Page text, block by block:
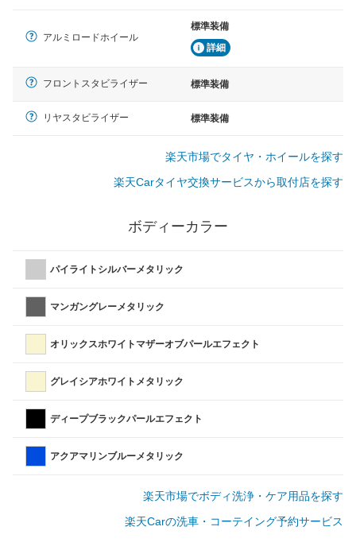
アルミロードホイール
標準装備
詳細
フロントスタビライザー 標準装備
リヤスタビライザー 標準装備
楽天市場でタイヤ・ホイールを探す
楽天Carタイヤ交換サービスから取付店を探す
ボディーカラー
パイライトシルバーメタリック
マンガングレーメタリック
オリックスホワイトマザーオブパールエフェクト
グレイシアホワイトメタリック
ディープブラックパールエフェクト
アクアマリンブルーメタリック
楽天市場でボディ洗浄・ケア用品を探す
楽天Carの洗車・コーテイング予約サービス